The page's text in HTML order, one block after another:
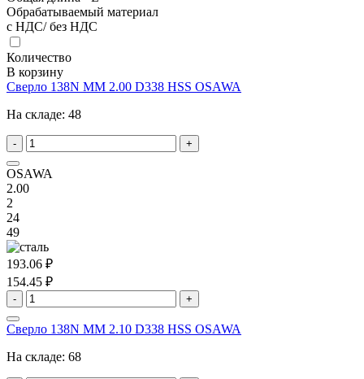
Обрабатываемый материал
с НДС/ без НДС
Количество
В корзину
Сверло 138N MM 2.00 D338 HSS OSAWA
На складе: 48
- +
OSAWA
2.00
2
24
49
193.06 ₽
154.45 ₽
- +
Сверло 138N MM 2.10 D338 HSS OSAWA
На складе: 68